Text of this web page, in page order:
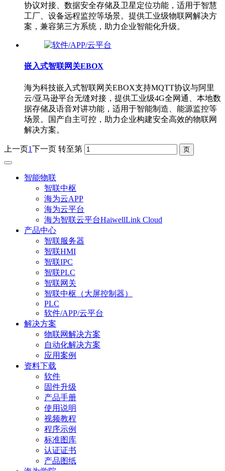
协议对接、数据安全存储及卫星定位功能，适用于智慧
工厂、设备远程监控等场景。提供工业级物联网解决方
案，兼容第三方系统，助力企业智能化升级。
嵌入式智联网关EBOX
海为科技嵌入式智联网关EBOX支持MQTT协议与阿里
云/亚马逊平台无缝对接，提供工业级4G全网通、本地数
据存储及语音对讲功能，适用于智能制造、能源监控等
场景。国产自主可控，助力企业构建安全高效的物联网
解决方案。
上一页1下一页 转至第
智能物联
智联中枢
海为云APP
海为云平台
海为智联云平台HaiwellLink Cloud
产品中心
智联服务器
智联HMI
智联IPC
智联PLC
智联网关
智联中枢（大屏控制器）
PLC
软件/APP/云平台
解决方案
物联网解决方案
自动化解决方案
应用案例
资料下载
软件
固件升级
产品手册
使用说明
视频教程
程序示例
标准图库
认证证书
产品图纸